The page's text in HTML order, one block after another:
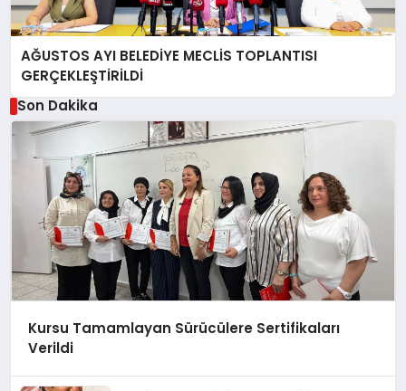
AĞUSTOS AYI BELEDİYE MECLİS TOPLANTISI
GERÇEKLEŞTİRİLDİ
Son Dakika
Kursu Tamamlayan Sürücülere Sertifikaları
Verildi